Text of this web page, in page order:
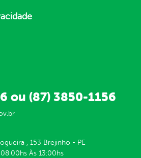
ou (87) 3850-1156
, 153 Brejinho - PE
Às 13:00hs